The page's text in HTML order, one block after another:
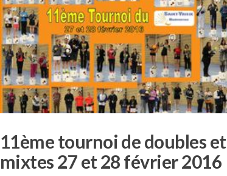
11ème tournoi de doubles et
mixtes 27 et 28 février 2016